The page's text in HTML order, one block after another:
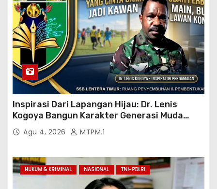
Inspirasi Dari Lapangan Hijau: Dr. Lenis
Kogoya Bangun Karakter Generasi Muda
PapuaAgu 4, 2026 MTPM.1
HUKUM & KRIMINAL NASIONAL TNI-POLRI